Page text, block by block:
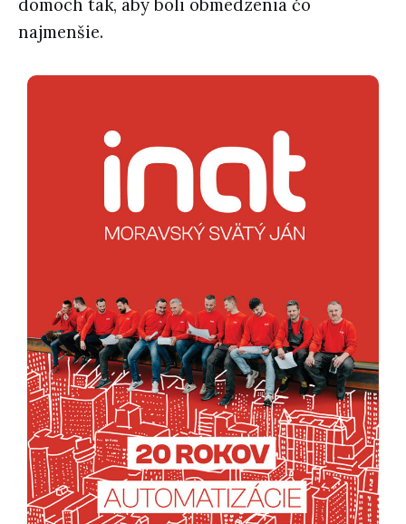
domoch tak, aby boli obmedzenia čo
najmenšie.